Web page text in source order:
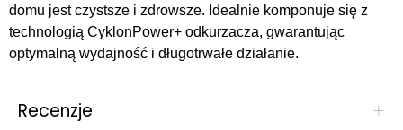
domu jest czystsze i zdrowsze. Idealnie komponuje się z
technologią CyklonPower+ odkurzacza, gwarantując
optymalną wydajność i długotrwałe działanie.
Recenzje +